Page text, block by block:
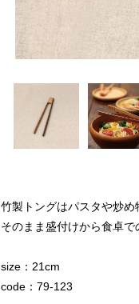
竹製トングはパスタや炒め
そのまま盛付けから食卓で
size：21cm
code：79-123